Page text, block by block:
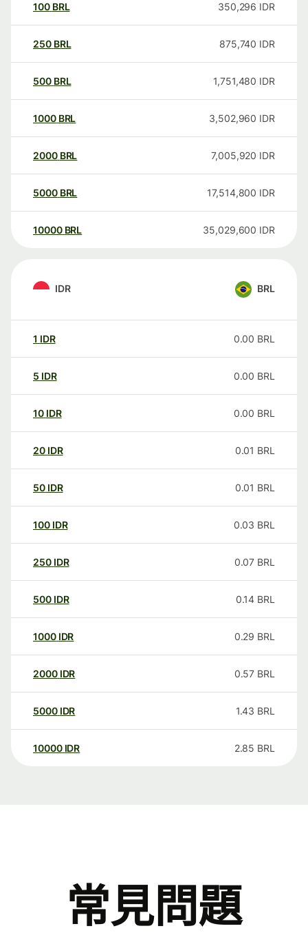
100 BRL 350,296 IDR
250 BRL 875,740 IDR
500 BRL 1,751,480 IDR
1000 BRL 3,502,960 IDR
2000 BRL 7,005,920 IDR
5000 BRL 17,514,800 IDR
10000 BRL 35,029,600 IDR
IDR BRL
1 IDR 0.00 BRL
5 IDR 0.00 BRL
10 IDR 0.00 BRL
20 IDR 0.01 BRL
50 IDR 0.01 BRL
100 IDR 0.03 BRL
250 IDR 0.07 BRL
500 IDR 0.14 BRL
1000 IDR 0.29 BRL
2000 IDR 0.57 BRL
5000 IDR 1.43 BRL
10000 IDR 2.85 BRL
常見問題